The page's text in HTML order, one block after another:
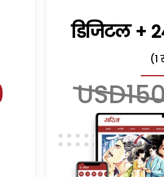
डिजिटल +
(1